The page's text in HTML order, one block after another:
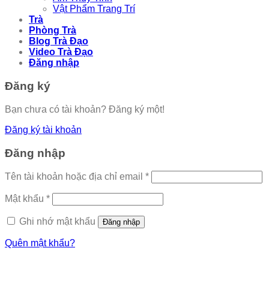
Vật Phẩm Trang Trí
Trà
Phòng Trà
Blog Trà Đạo
Video Trà Đạo
Đăng nhập
Đăng ký
Bạn chưa có tài khoản? Đăng ký một!
Đăng ký tài khoản
Đăng nhập
Tên tài khoản hoặc địa chỉ email *
Mật khẩu *
Ghi nhớ mật khẩu Đăng nhập
Quên mật khẩu?